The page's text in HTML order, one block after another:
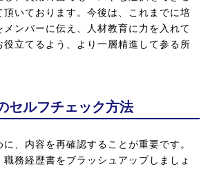
頂いております。今後は、これまでに培
メンバーに伝え、人材教育に力を入れて
役立てるよう、より一層精進して参る所
セルフチェック方法
、内容を再確認することが重要です。
職務経歴書をブラッシュアップしましょ